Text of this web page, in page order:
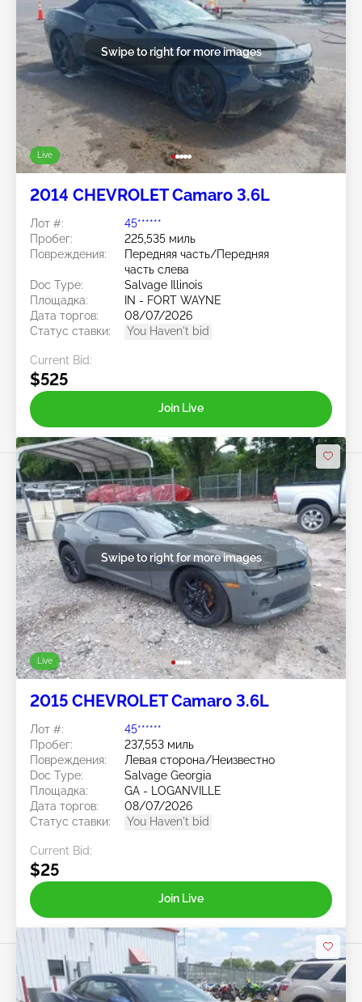
Live
Swipe to right for more images
2014 CHEVROLET Camaro 3.6L
Лот #:
45******
Пробег:
225,535 миль
Повреждения:
Передняя часть/Передняя
часть слева
Doc Type:
Salvage Illinois
Площадка:
IN - FORT WAYNE
Дата торгов:
08/07/2026
Статус ставки:
You Haven't bid
Current Bid:
$525
Join Live
Live
Swipe to right for more images
2015 CHEVROLET Camaro 3.6L
Лот #:
45******
Пробег:
237,553 миль
Повреждения:
Левая сторона/Неизвестно
Doc Type:
Salvage Georgia
Площадка:
GA - LOGANVILLE
Дата торгов:
08/07/2026
Статус ставки:
You Haven't bid
Current Bid:
$25
Join Live